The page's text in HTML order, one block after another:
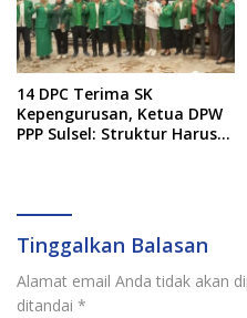
14 DPC Terima SK
Kepengurusan, Ketua DPW
PPP Sulsel: Struktur Harus
Tinggalkan Balasan
Alamat email Anda tidak akan
ditandai *